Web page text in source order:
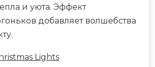
и уюта. Эффект
добавляет волшебства
Lights